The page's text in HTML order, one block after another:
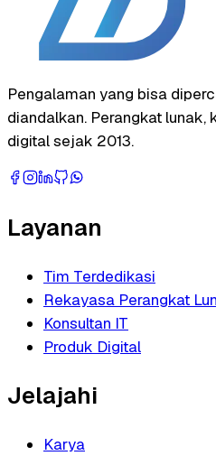
Pengalaman yang bisa
diandalkan. Perangkat lunak,
digital sejak 2013.
Layanan
Tim Terdedikasi
Rekayasa Perangkat
Konsultan IT
Produk Digital
Jelajahi
Karya